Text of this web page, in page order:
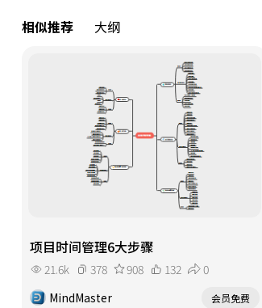
相似推荐 大纲
项目时间管理6大步骤
21.6k 378 908 132
0
MindMaster
会员免费